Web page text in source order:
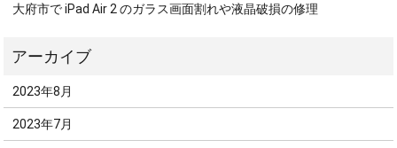
大府市で iPad Air 2 のガラス画面割れや液晶破損の修理
2023年8月
2023年7月